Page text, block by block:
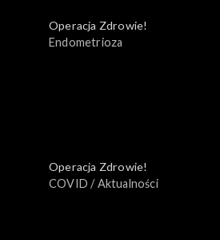
Operacja Zdrowie!
Endometrioza
Operacja Zdrowie!
COVID / Aktualności